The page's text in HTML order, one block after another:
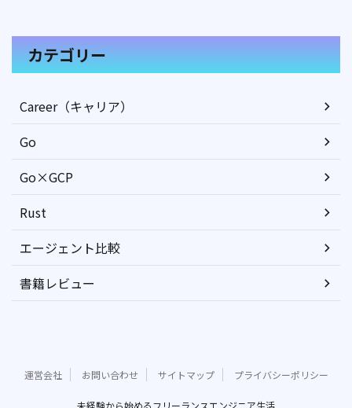
カテゴリー
Career（キャリア）
Go
Go×GCP
Rust
エージェント比較
書籍レビュー
運営会社 お問い合わせ サイトマップ プライバシーポリシー
未経験から始めるフリーランスエンジニア生活